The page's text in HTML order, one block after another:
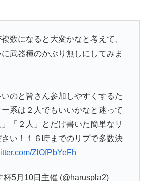
数になると大変かなと考えて、
武器種のかぶり無しにしてみま
のと皆さん参加しやすくするた
系は２人でもいいかなと迷って
「２人」とだけ書いた簡単なリ
い！１６時までのリプで多数決
ZlOfPbYeFh
5月10日主催 (@haruspla2)